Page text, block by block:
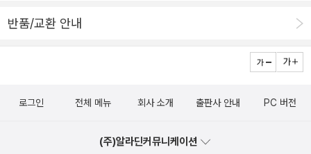
반품/교환 안내
로그인 전체 메뉴 회사 소개 출판사 안내 PC 버전
(주)알라딘커뮤니케이션